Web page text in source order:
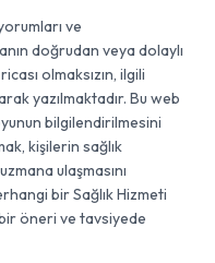
ve
doğrudan veya dolaylı
olmaksızın, ilgili
yazılmaktadır. Bu web
bilgilendirilmesini
kişilerin sağlık
ulaşmasını
bir Sağlık Hizmeti
bir öneri ve tavsiyede